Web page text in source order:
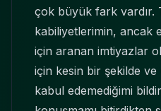
çok büyük fark vardır.
kabiliyetlerimin, ancak
için aranan imtiyazlar
için kesin bir şekilde
kabul edemediğimi